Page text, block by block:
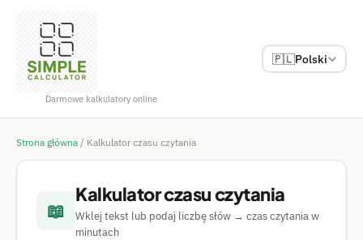
Darmowe kalkulatory online
🇵🇱Polski
Strona główna / Kalkulator czasu czytania
📖
Kalkulator czasu czytania
Wklej tekst lub podaj liczbę słów → czas czytania w
minutach